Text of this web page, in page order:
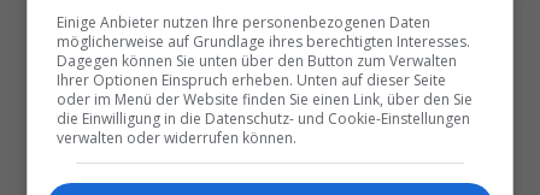
Die wichtigsten und
besten News direkt in
Ihr E‑Mail-Postfach
Einige Anbieter nutzen Ihre personenbezogenen Daten
möglicherweise auf Grundlage ihres berechtigten Interesses.
Dagegen können Sie unten über den Button zum Verwalten
Ihrer Optionen Einspruch erheben. Unten auf dieser Seite
oder im Menü der Website finden Sie einen Link, über den Sie
die Einwilligung in die Datenschutz- und Cookie-Einstellungen
verwalten oder widerrufen können.